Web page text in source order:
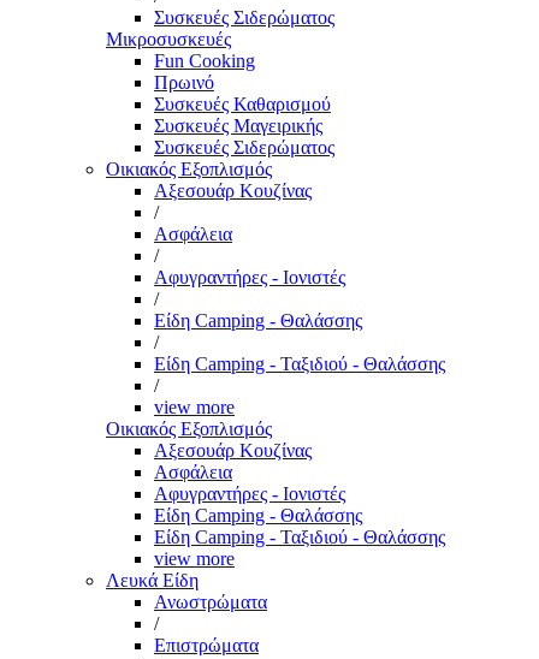
Συσκευές Σιδερώματος
Μικροσυσκευές
Fun Cooking
Πρωινό
Συσκευές Καθαρισμού
Συσκευές Μαγειρικής
Συσκευές Σιδερώματος
Οικιακός Εξοπλισμός
Αξεσουάρ Κουζίνας
/
Ασφάλεια
/
Αφυγραντήρες - Ιονιστές
/
Είδη Camping - Θαλάσσης
/
Είδη Camping - Ταξιδιού - Θαλάσσης
/
view more
Οικιακός Εξοπλισμός
Αξεσουάρ Κουζίνας
Ασφάλεια
Αφυγραντήρες - Ιονιστές
Είδη Camping - Θαλάσσης
Είδη Camping - Ταξιδιού - Θαλάσσης
view more
Λευκά Είδη
Ανωστρώματα
/
Επιστρώματα